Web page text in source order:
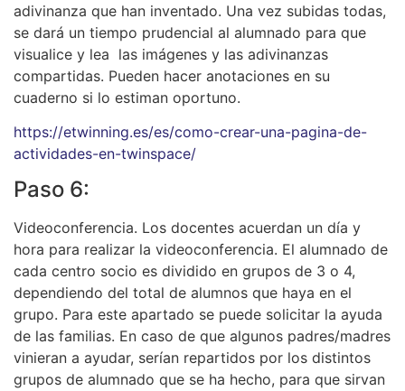
adivinanza que han inventado. Una vez subidas todas,
se dará un tiempo prudencial al alumnado para que
visualice y lea las imágenes y las adivinanzas
compartidas. Pueden hacer anotaciones en su
cuaderno si lo estiman oportuno.
https://etwinning.es/es/como-crear-una-pagina-de-
actividades-en-twinspace/
Paso 6:
Videoconferencia. Los docentes acuerdan un día y
hora para realizar la videoconferencia. El alumnado de
cada centro socio es dividido en grupos de 3 o 4,
dependiendo del total de alumnos que haya en el
grupo. Para este apartado se puede solicitar la ayuda
de las familias. En caso de que algunos padres/madres
vinieran a ayudar, serían repartidos por los distintos
grupos de alumnado que se ha hecho, para que sirvan